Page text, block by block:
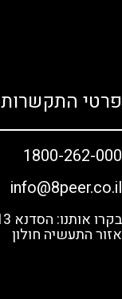
פרטי התקשרות
1800-262-000
info@8peer.co.il
אזור התעשיה חולון